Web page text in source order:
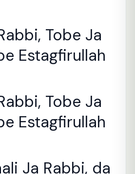
Tobe Ja
Estagfirullah
Tobe Ja
Estagfirullah
Ja Rabbi, da